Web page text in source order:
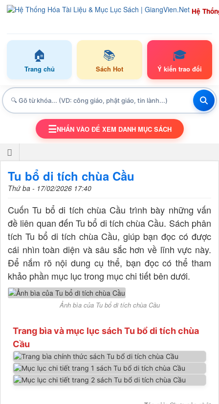
Hệ
🏠
Trang chủ
📚
Sách Hot
🎓
Ý kiến trao đổi
TOGGLE NAVIGATION
☰NHẤN VÀO ĐỂ XEM DANH MỤC SÁCH
Tu bổ di tích chùa Cầu
Thứ ba - 17/02/2026 17:40
Cuốn Tu bổ di tích chùa Cầu trình bày những vấn
đề liên quan đến Tu bổ di tích chùa Cầu. Sách phân
tích Tu bổ di tích chùa Cầu, giúp bạn đọc có được
cái nhìn toàn diện và sâu sắc hơn về lĩnh vực này.
Để nắm rõ nội dung cụ thể, bạn đọc có thể tham
khảo phần mục lục trong mục chi tiết bên dưới.
Ảnh bìa của Tu bổ di tích chùa Cầu
Trang bìa và mục lục sách Tu bổ di tích chùa
Cầu